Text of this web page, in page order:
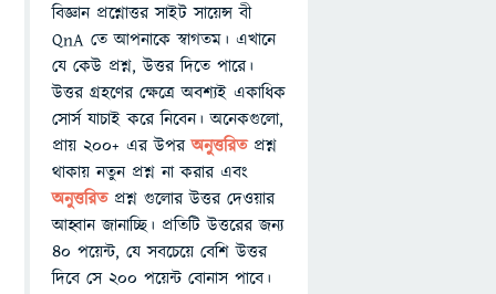
বিজ্ঞান প্রশ্নোত্তর সাইট সায়েন্স বী
QnA তে আপনাকে স্বাগতম। এখানে
যে কেউ প্রশ্ন, উত্তর দিতে পারে।
উত্তর গ্রহণের ক্ষেত্রে অবশ্যই একাধিক
সোর্স যাচাই করে নিবেন। অনেকগুলো,
প্রায় ২০০+ এর উপরঅনুত্তরিতপ্রশ্ন
থাকায় নতুন প্রশ্ন না করার এবং
অনুত্তরিত প্রশ্ন গুলোর উত্তর দেওয়ার
আহ্বান জানাচ্ছি। প্রতিটি উত্তরের জন্য
৪০ পয়েন্ট, যে সবচেয়ে বেশি উত্তর
দিবে সে ২০০ পয়েন্ট বোনাস পাবে।